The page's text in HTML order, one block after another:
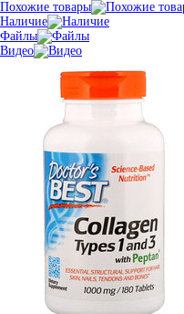
Похожие товары
Наличие
Файлы
Видео